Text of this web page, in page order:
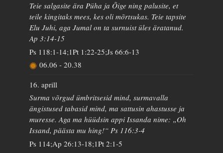
Teie salgasite ära Püha ja Õige ning palusite, et
teile kingitaks mees, kes oli mõrtsukas. Teie tapsite
Elu Juhi, aga Jumal on ta surnuist üles äratanud.
Ap 3:14-15
Ps 118:1-14;1Pt 1:22-25;Js 66:6-13
06.06 - 20.38
16. aprill
Surma võrgud ümbritsesid mind, surmavalla
ängistused tabasid mind, ma sattusin ahastusse ja
muresse. Aga ma hüüdsin appi Issanda nime: „Oh
Issand, päästa mu hing!“ Ps 116:3-4
Ps 114;Ap 26:13-18;1Pt 2:1-5